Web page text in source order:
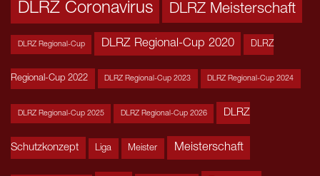
DLRZ Coronavirus DLRZ Meisterschaft
DLRZ Regional-Cup DLRZ Regional-Cup 2020 DLRZ
Regional-Cup 2022 DLRZ Regional-Cup 2023 DLRZ Regional-Cup 2024
DLRZ Regional-Cup 2025 DLRZ Regional-Cup 2026 DLRZ
Schutzkonzept Liga Meister Meisterschaft